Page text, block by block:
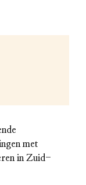
met
in Zuid-